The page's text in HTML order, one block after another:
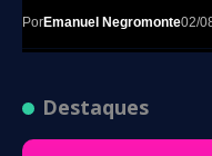
PorEmanuel Negromonte02/
Destaques